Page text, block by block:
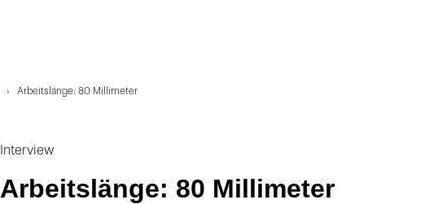
Arbeitslänge: 80 Millimeter
Interview
Arbeitslänge: 80 Millimeter